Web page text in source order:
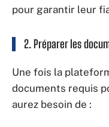
pour garantir leur
2. Préparer les
Une fois la
documents requis
aurez besoin de :